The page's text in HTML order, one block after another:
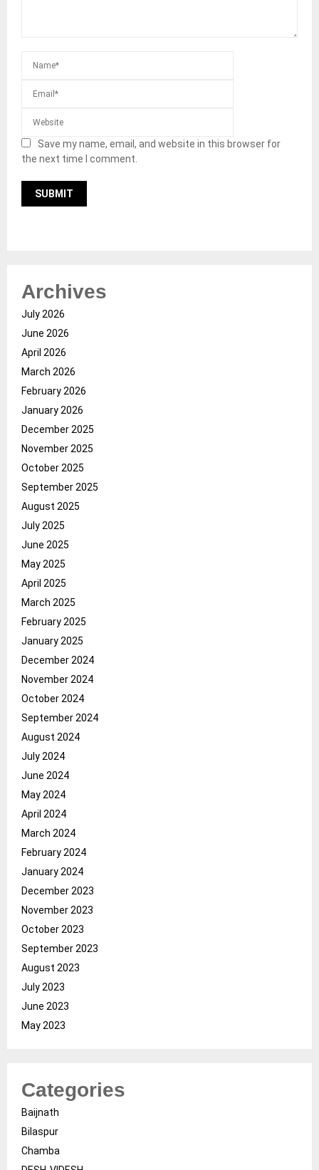
Save my name, email, and website in this browser for
the next time I comment.
Archives
July 2026
June 2026
April 2026
March 2026
February 2026
January 2026
December 2025
November 2025
October 2025
September 2025
August 2025
July 2025
June 2025
May 2025
April 2025
March 2025
February 2025
January 2025
December 2024
November 2024
October 2024
September 2024
August 2024
July 2024
June 2024
May 2024
April 2024
March 2024
February 2024
January 2024
December 2023
November 2023
October 2023
September 2023
August 2023
July 2023
June 2023
May 2023
Categories
Baijnath
Bilaspur
Chamba